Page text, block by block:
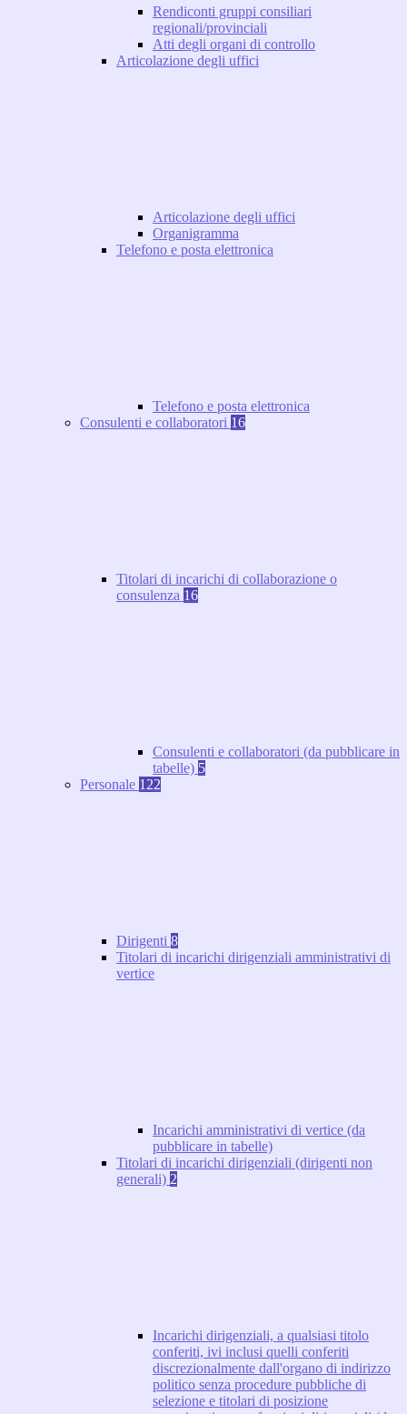
Rendiconti gruppi consiliari
regionali/provinciali
Atti degli organi di controllo
Articolazione degli uffici
Articolazione degli uffici
Organigramma
Telefono e posta elettronica
Telefono e posta elettronica
Consulenti e collaboratori 16
Titolari di incarichi di collaborazione o
consulenza 16
Consulenti e collaboratori (da pubblicare in
tabelle) 5
Personale 122
Dirigenti 8
Titolari di incarichi dirigenziali amministrativi di
vertice
Incarichi amministrativi di vertice (da
pubblicare in tabelle)
Titolari di incarichi dirigenziali (dirigenti non
generali) 2
Incarichi dirigenziali, a qualsiasi titolo
conferiti, ivi inclusi quelli conferiti
discrezionalmente dall'organo di indirizzo
politico senza procedure pubbliche di
selezione e titolari di posizione